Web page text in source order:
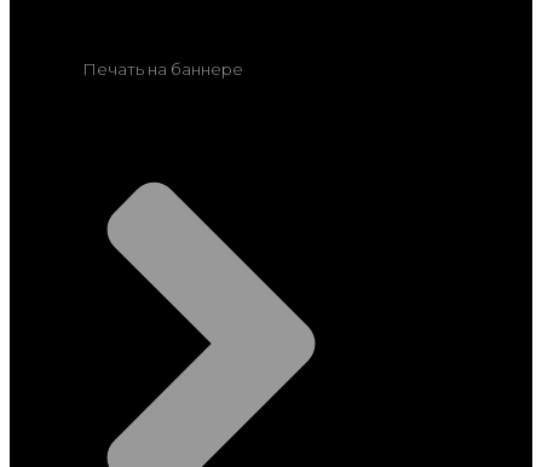
Печать на баннере